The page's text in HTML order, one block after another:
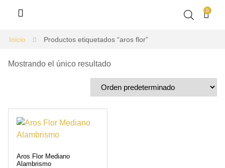
0
Inicio Productos etiquetados “aros flor”
Mostrando el único resultado
Aros Flor Mediano
Alambrismo